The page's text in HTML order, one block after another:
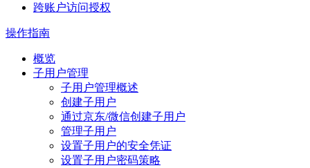
跨账户访问授权
操作指南
概览
子用户管理
子用户管理概述
创建子用户
通过京东/微信创建子用户
管理子用户
设置子用户的安全凭证
设置子用户密码策略